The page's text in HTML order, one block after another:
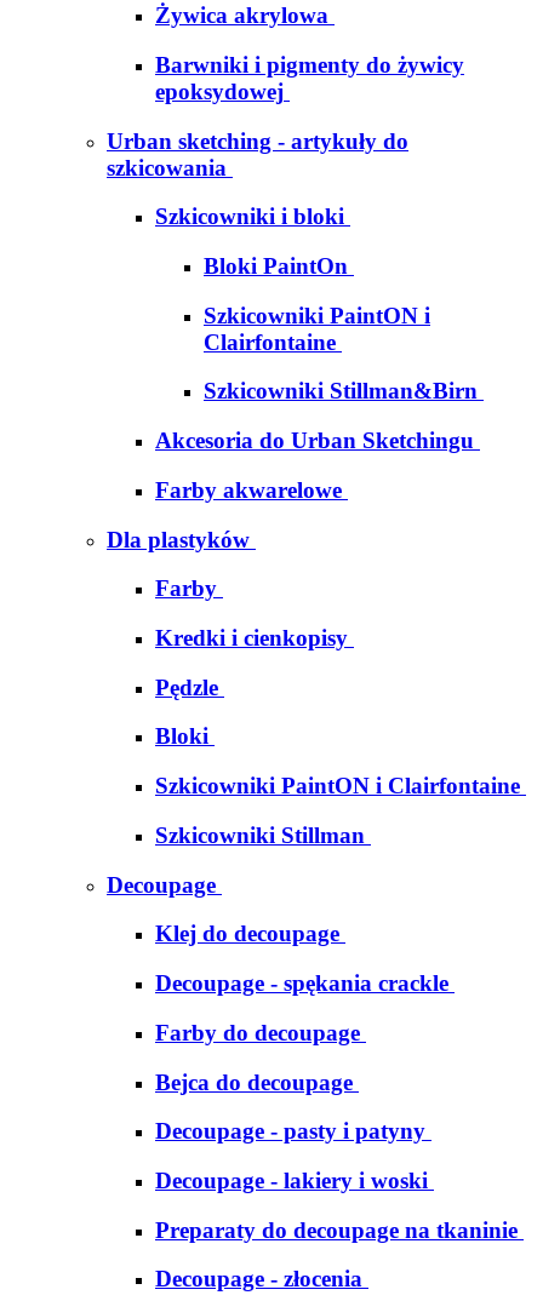
Żywica akrylowa
Barwniki i pigmenty do żywicy
epoksydowej
Urban sketching - artykuły do
szkicowania
Szkicowniki i bloki
Bloki PaintOn
Szkicowniki PaintON i
Clairfontaine
Szkicowniki Stillman&Birn
Akcesoria do Urban Sketchingu
Farby akwarelowe
Dla plastyków
Farby
Kredki i cienkopisy
Pędzle
Bloki
Szkicowniki PaintON i Clairfontaine
Szkicowniki Stillman
Decoupage
Klej do decoupage
Decoupage - spękania crackle
Farby do decoupage
Bejca do decoupage
Decoupage - pasty i patyny
Decoupage - lakiery i woski
Preparaty do decoupage na tkaninie
Decoupage - złocenia